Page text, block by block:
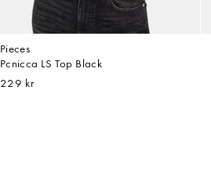
Pieces
Pcnicca LS Top Black
229 kr